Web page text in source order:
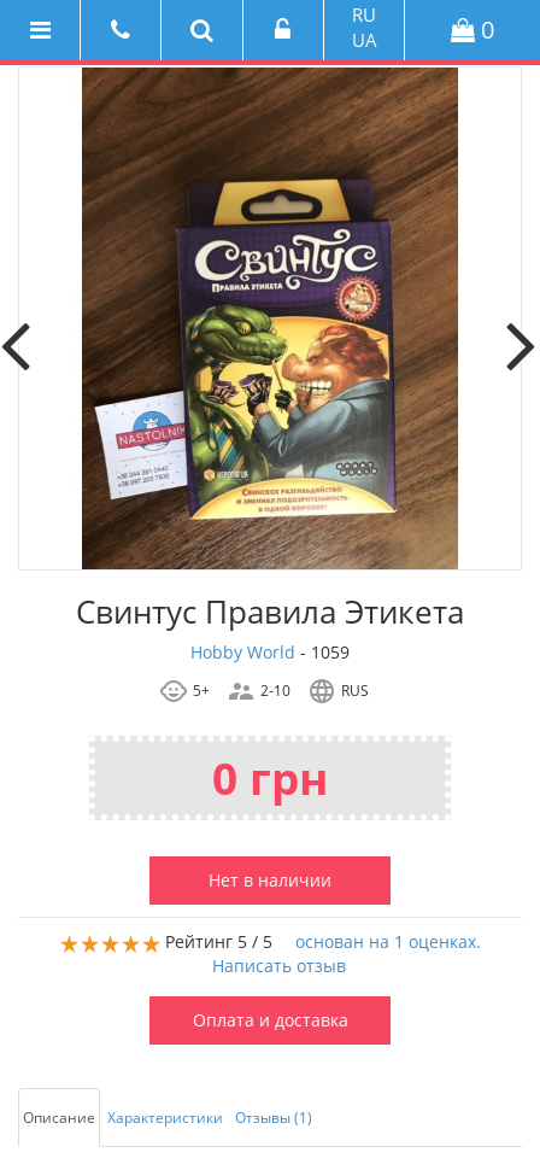
RU
UA
0
Свинтус Правила Этикета
Hobby World - 1059
5+ 2-10 RUS
0 грн
Нет в наличии
Рейтинг 5/ 5 основан на 1 оценках.
Написать отзыв
Оплата и доставка
Описание Характеристики Отзывы (1)